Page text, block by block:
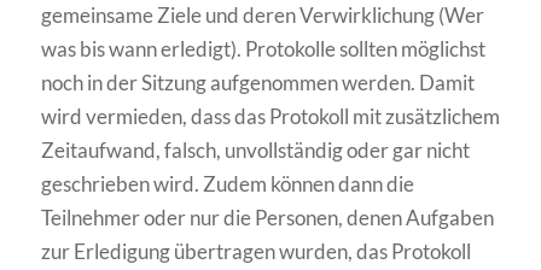
gemeinsame Ziele und deren Verwirklichung (Wer
was bis wann erledigt). Protokolle sollten möglichst
noch in der Sitzung aufgenommen werden. Damit
wird vermieden, dass das Protokoll mit zusätzlichem
Zeitaufwand, falsch, unvollständig oder gar nicht
geschrieben wird. Zudem können dann die
Teilnehmer oder nur die Personen, denen Aufgaben
zur Erledigung übertragen wurden, das Protokoll